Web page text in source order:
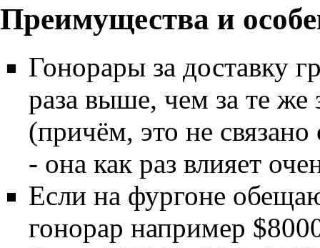
Преимущества и
Гонорары за доставку
раза выше, чем за те же
(причём, это не
- она как раз влияет
Если на фургоне
гонорар например